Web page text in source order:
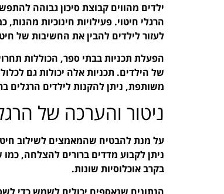
ילדים מהווים קבוצת סיכון גבוהה
הרגלי חיטוי. פעילויות חינוכיות
לעזור לילדים להבין את החשיבות של
הפעלת תכניות בבתי ספר, הכוללות
של הילדים. תכניות אלה יכולות גם
משותפת, ניתן להקנות לילדים הרגלים
ניטור והערכה של
על מנת להבטיח שהמאמצים לשילוב
ניתן לקבוע מדדים ברורים להצלחה,
בקרב אוכלוסיות שונות.